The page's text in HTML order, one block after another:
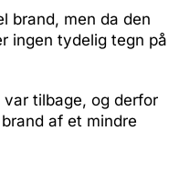
brand, men da den
ingen tydelig tegn på
tilbage, og derfor
af et mindre